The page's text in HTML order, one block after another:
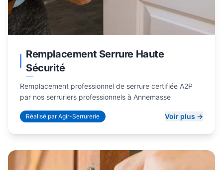
Remplacement Serrure Haute
Sécurité
Remplacement professionnel de serrure certifiée A2P
par nos serruriers professionnels à Annemasse
Réalisé par Agir-Serrurerie Voir plus →